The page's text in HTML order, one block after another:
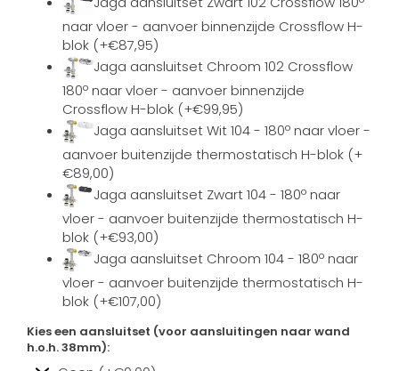
naar vloer - aanvoer binnenzijde Crossflow H-
blok (+€87,95)
Jaga aansluitset Chroom 102 Crossflow
180º naar vloer - aanvoer binnenzijde
Crossflow H-blok (+€99,95)
Jaga aansluitset Wit 104 - 180º naar vloer -
aanvoer buitenzijde thermostatisch H-blok (+
€89,00)
Jaga aansluitset Zwart 104 - 180º naar
vloer - aanvoer buitenzijde thermostatisch H-
blok (+€93,00)
Jaga aansluitset Chroom 104 - 180º naar
vloer - aanvoer buitenzijde thermostatisch H-
blok (+€107,00)
Kies een aansluitset (voor aansluitingen naar wand
h.o.h. 38mm):